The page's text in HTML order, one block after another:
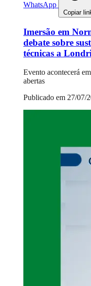
WhatsApp
Copiar
Imersão em
debate sobre
técnicas a
Evento acontecerá
abertas
Publicado em 27/07/